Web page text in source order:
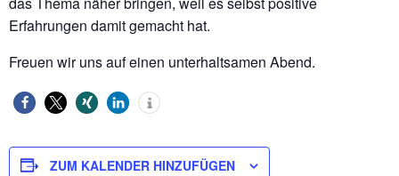
Erfahrungen damit gemacht hat.
Freuen wir uns auf einen unterhaltsamen Abend.
ZUM KALENDER HINZUFÜGEN